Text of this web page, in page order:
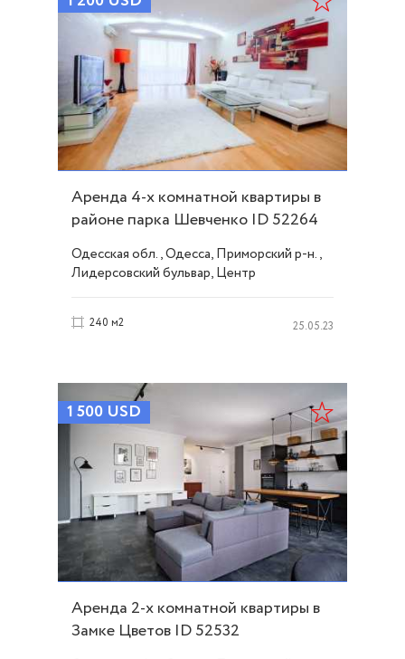
Аренда 4-х комнатной квартиры в
районе парка Шевченко ID 52264
Одесская обл., Одесса, Приморский р-н.,
Лидерсовский бульвар, Центр
240 м2 25.05.23
1 500 USD
Аренда 2-х комнатной квартиры в
Замке Цветов ID 52532